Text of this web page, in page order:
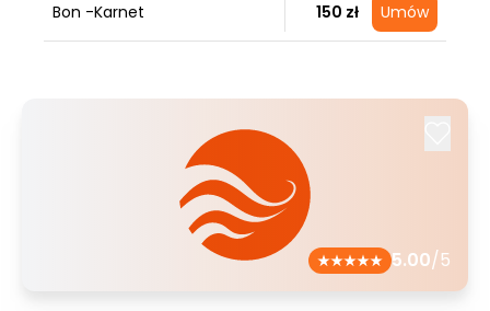
Bon -Karnet 150 zł Umów
5.00/5